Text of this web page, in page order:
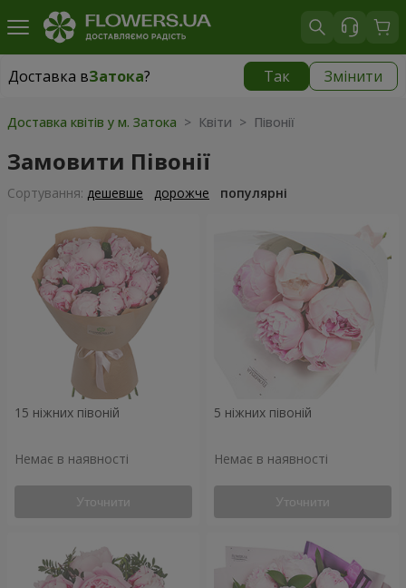
Доставка вЗатока? Так Змінити
Доставка вЗатока|
Доставка квітів у м. Затока > Квіти > Півонії
Замовити Півонії
Сортування: дешевше дорожче популярні
15 ніжних півоній
Немає в наявності
Уточнити
5 ніжних півоній
Немає в наявності
Уточнити